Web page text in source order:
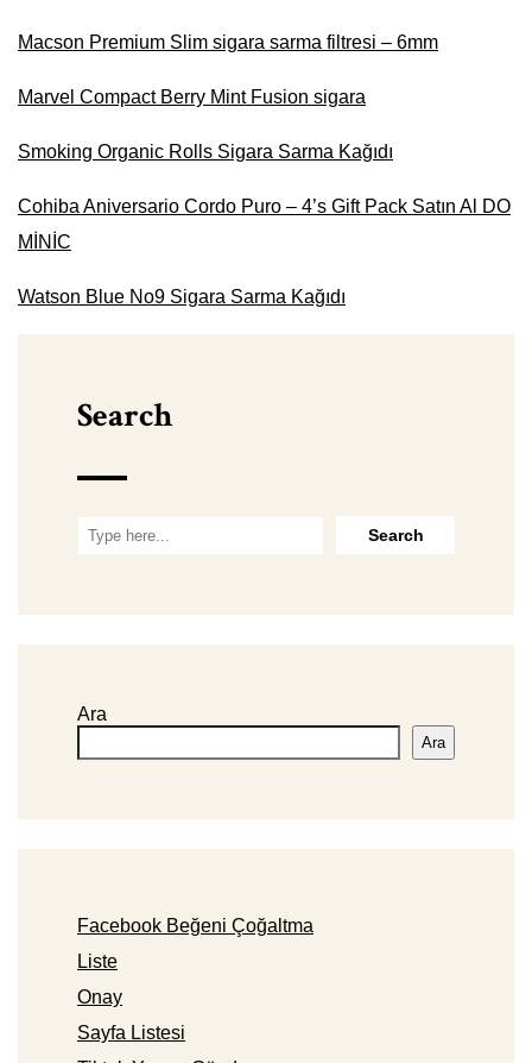
Macson Premium Slim sigara sarma filtresi – 6mm
Marvel Compact Berry Mint Fusion sigara
Smoking Organic Rolls Sigara Sarma Kağıdı
Cohiba Aniversario Cordo Puro – 4’s Gift Pack Satın Al DO
MİNİC
Watson Blue No9 Sigara Sarma Kağıdı
Search
Ara
Ara
Facebook Beğeni Çoğaltma
Liste
Onay
Sayfa Listesi